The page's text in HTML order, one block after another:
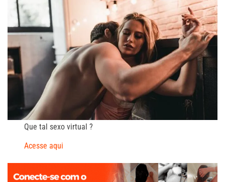
Que tal sexo virtual ?
Acesse aqui